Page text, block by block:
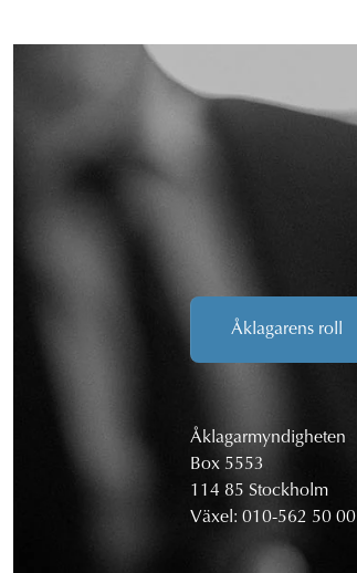
Åklagarens roll
Åklagarmyndigheten
Box 5553
114 85 Stockholm
Växel: 010-562 50 00